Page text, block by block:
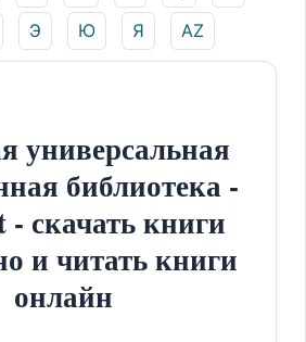
Э Ю Я AZ
универсальная
библиотека -
скачать книги
и читать книги
онлайн